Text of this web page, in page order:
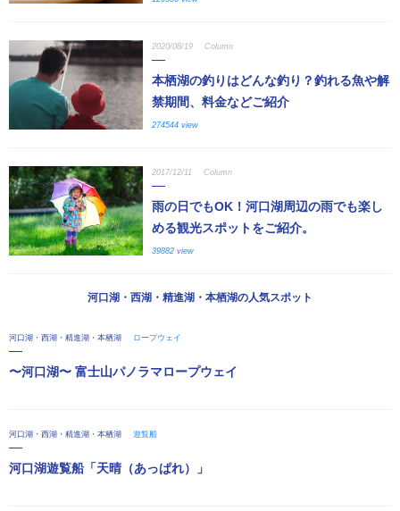
2020/08/19 Column
本栖湖の釣りはどんな釣り？釣れる魚や解
禁期間、料金などご紹介
274544 view
2017/12/11 Column
雨の日でもOK！河口湖周辺の雨でも楽し
める観光スポットをご紹介。
39882 view
河口湖・西湖・精進湖・本栖湖の人気スポット
河口湖・西湖・精進湖・本栖湖 ロープウェイ
〜河口湖〜 富士山パノラマロープウェイ
河口湖・西湖・精進湖・本栖湖 遊覧船
河口湖遊覧船「天晴（あっぱれ）」